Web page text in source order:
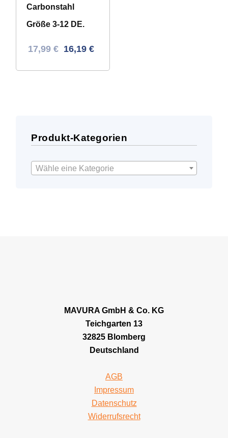
Carbonstahl
Größe 3-12 DE.
Ursprünglicher
17,99 € Aktueller
16,19 €
Produkt-Kategorien
Wähle eine Kategorie
MAVURA GmbH & Co. KG
Teichgarten 13
32825 Blomberg
Deutschland
AGB
Impressum
Datenschutz
Widerrufsrecht